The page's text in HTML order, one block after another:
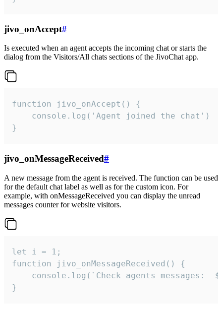
jivo_onAccept#
Is executed when an agent accepts the incoming chat or starts the
dialog from the Visitors/All chats sections of the JivoChat app.
function jivo_onAccept() {
}
jivo_onMessageReceived#
A new message from the agent is received. The function can be used
for the default chat label as well as for the custom icon. For
example, with onMessageReceived you can display the unread
messages counter for website visitors.
let i = 1;
function jivo_onMessageReceived() {
}